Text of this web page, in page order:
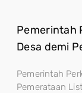
Pemerintah
Desa demi
Pemerintah
Pemerataan